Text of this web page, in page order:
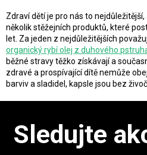
l
á
d
a
c
í
p
y
v
Zdraví dětí je pro nás to
několik stěžejních produktů, které
let. Za jeden z nejdůležitějších
organický rybí olej z duhového
běžné stravy těžko získávají a
zdravé a prospívající dítě nemůže
barviv a sladidel, kapsle jsou bez
Sledujte